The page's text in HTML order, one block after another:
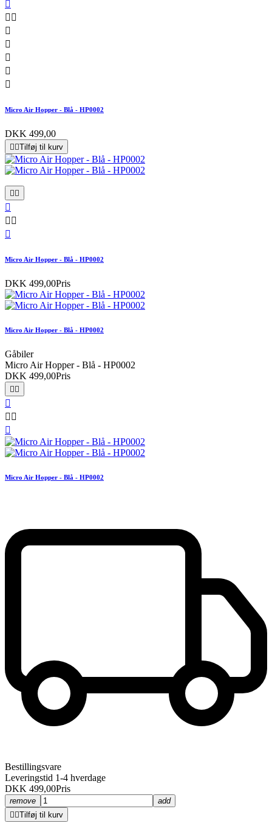

 





Micro Air Hopper - Blå - HP0002
DKK 499,00
 Tilføj til kurv
 

 

Micro Air Hopper - Blå - HP0002
DKK 499,00Pris
Micro Air Hopper - Blå - HP0002
Gåbiler
Micro Air Hopper - Blå - HP0002
DKK 499,00Pris
 

 

Micro Air Hopper - Blå - HP0002
Bestillingsvare
Leveringstid 1-4 hverdage
DKK 499,00Pris
remove
add
 Tilføj til kurv